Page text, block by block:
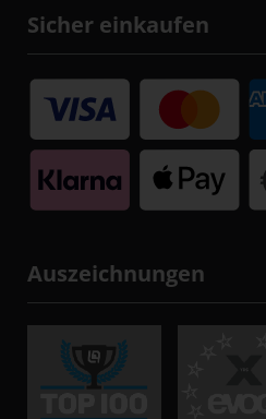
Sicher einkaufen
Auszeichnungen